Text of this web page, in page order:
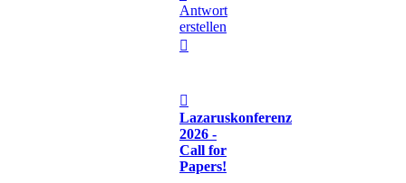
Antwort
erstellen
Lazaruskonferenz
2026 -
Call for
Papers!